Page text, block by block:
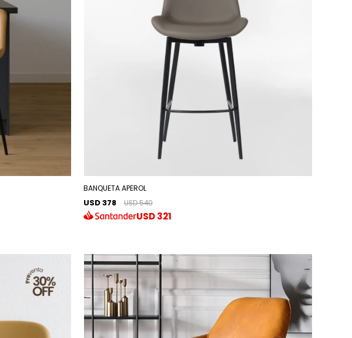
BANQUETA APEROL
USD 378 USD 540
USD321